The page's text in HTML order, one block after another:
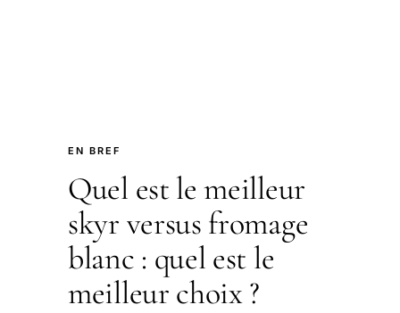
EN BREF
Quel est le meilleur
skyr versus fromage
blanc : quel est le
meilleur choix ?